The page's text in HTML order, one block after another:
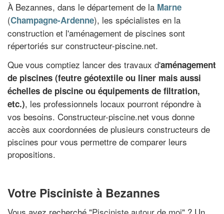
À Bezannes, dans le département de la Marne
(Champagne-Ardenne), les spécialistes en la
construction et l'aménagement de piscines sont
répertoriés sur constructeur-piscine.net.
Que vous comptiez lancer des travaux d'aménagement
de piscines (feutre géotextile ou liner mais aussi
échelles de piscine ou équipements de filtration,
etc.), les professionnels locaux pourront répondre à
vos besoins. Constructeur-piscine.net vous donne
accès aux coordonnées de plusieurs constructeurs de
piscines pour vous permettre de comparer leurs
propositions.
Votre Pisciniste à Bezannes
Vous avez recherché "Pisciniste autour de moi" ? Un